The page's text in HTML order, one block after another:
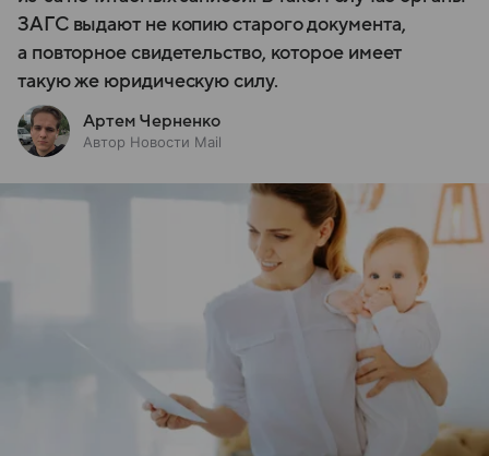
ЗАГС выдают не копию старого документа,
а повторное свидетельство, которое имеет
такую же юридическую силу.
Артем Черненко
Автор Новости Mail